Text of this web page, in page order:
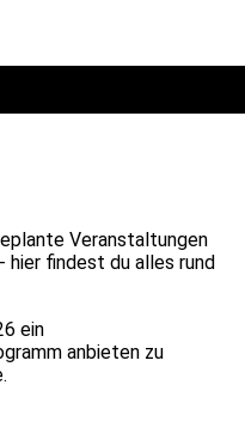
Veranstaltungen
hier findest du alles rund
ein
anbieten zu